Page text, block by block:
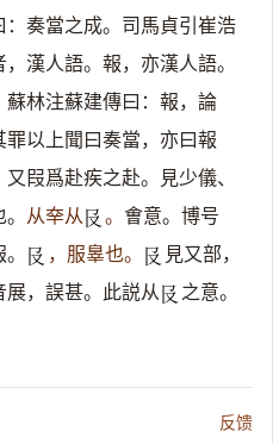
奏當之成。司馬貞引崔浩
漢人語。報，亦漢人語。
林注蘇建傳曰：報，論
以上聞曰奏當，亦曰報
叚爲赴疾之赴。見少儀、
从㚔从𠬝。 㑹意。博号
𠬝，服辠也。 𠬝 見又部，
，誤甚。此説从𠬝之意。
反馈